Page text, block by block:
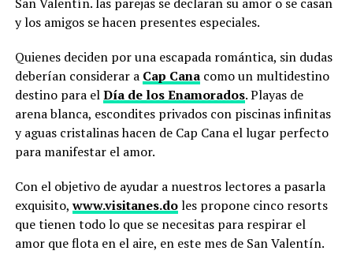
y los amigos se hacen presentes especiales.
Quienes deciden por una escapada romántica, sin dudas
deberían considerar a Cap Canacomo un multidestino
destino para elDía de los Enamorados. Playas de
arena blanca, escondites privados con piscinas infinitas
y aguas cristalinas hacen de Cap Cana el lugar perfecto
para manifestar el amor.
Con el objetivo de ayudar a nuestros lectores a pasarla
exquisito,www.visitanes.doles propone cinco resorts
que tienen todo lo que se necesitas para respirar el
amor que flota en el aire, en este mes de San Valentín.